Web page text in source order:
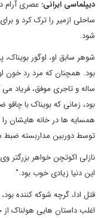
دیپلماسی ایرانی:
ساحلی ازمیر را ترک کرد و
شود.
شوهر سابق او، اوگور
ساله و تاجری موفق، فریاد
بود، زمانی که بویناک با
همسایه ها در خانه هایشان
توسط دوربین مداربسته ضبط
نازلی اکوتچن خواهر
این دنیا زیادی خوب بود."
قتل ادا، گرچه شوکه کننده
اغلب داستان هایی هولناک